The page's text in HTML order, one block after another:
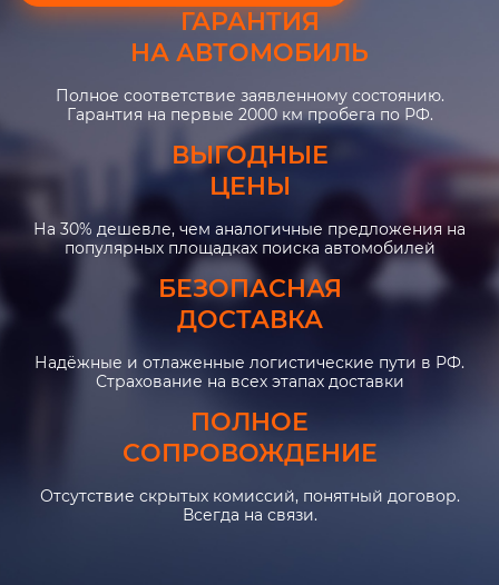
ГАРАНТИЯ
НА АВТОМОБИЛЬ
Полное соответствие заявленному состоянию.
Гарантия на первые 2000 км пробега по РФ.
ВЫГОДНЫЕ
ЦЕНЫ
На 30% дешевле, чем аналогичные предложения на
популярных площадках поиска автомобилей
БЕЗОПАСНАЯ
ДОСТАВКА
Надёжные и отлаженные логистические пути в РФ.
Страхование на всех этапах доставки
ПОЛНОЕ
СОПРОВОЖДЕНИЕ
Отсутствие скрытых комиссий, понятный договор.
Всегда на связи.